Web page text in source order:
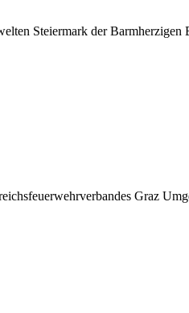
Steiermark der Barmherzigen
Graz